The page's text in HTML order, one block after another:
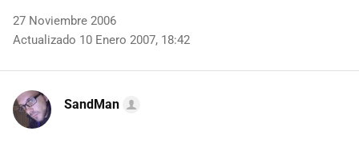
27 Noviembre 2006
Actualizado 10 Enero 2007, 18:42
SandMan